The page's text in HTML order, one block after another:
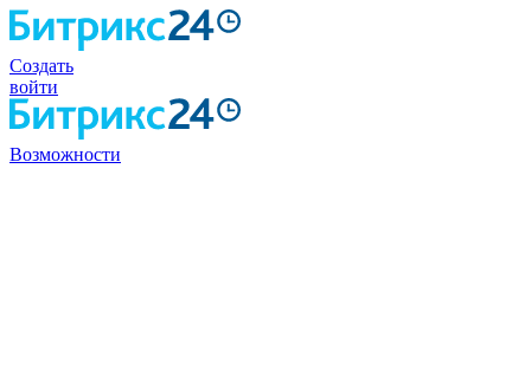
Создать
войти
Возможности